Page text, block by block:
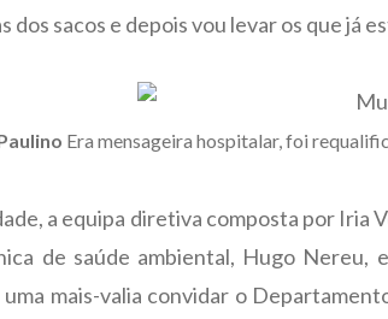
dos sacos e depois vou levar os que já
Era mensageira hospitalar, foi
a equipa diretiva composta por Iria
de saúde ambiental, Hugo Nereu,
mais-valia convidar o